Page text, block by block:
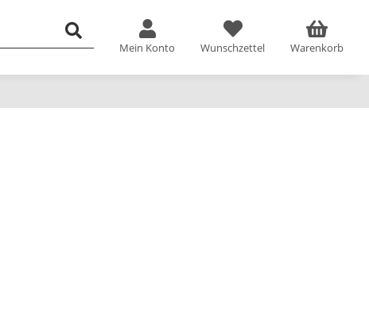
Mein Konto Wunschzettel Warenkorb